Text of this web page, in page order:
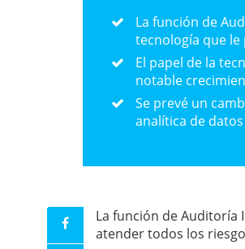
La función de
tecnología que
El papel de la
notable
Se prevé un
analítica de
La función de Auditoría
atender todos los